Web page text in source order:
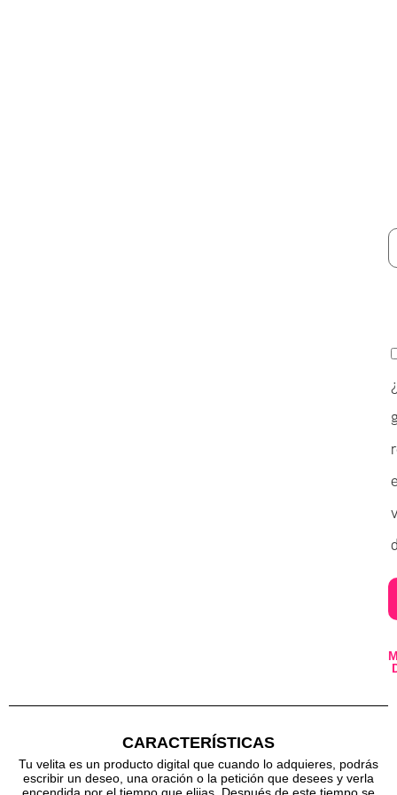
CARACTERÍSTICAS
Tu velita es un producto digital que cuando lo adquieres, podrás
escribir un deseo, una oración o la petición que desees y verla
encendida por el tiempo que elijas. Después de este tiempo se